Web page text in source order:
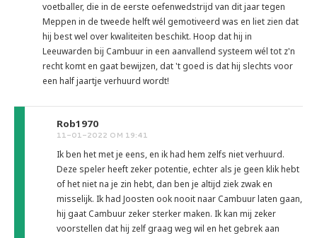
voetballer, die in de eerste oefenwedstrijd van dit jaar tegen
Meppen in de tweede helft wél gemotiveerd was en liet zien dat
hij best wel over kwaliteiten beschikt. Hoop dat hij in
Leeuwarden bij Cambuur in een aanvallend systeem wél tot z'n
recht komt en gaat bewijzen, dat 't goed is dat hij slechts voor
een half jaartje verhuurd wordt!
Rob1970
11-01-2022 OM 19:41
Ik ben het met je eens, en ik had hem zelfs niet verhuurd.
Deze speler heeft zeker potentie, echter als je geen klik hebt
of het niet na je zin hebt, dan ben je altijd ziek zwak en
misselijk. Ik had Joosten ook nooit naar Cambuur laten gaan,
hij gaat Cambuur zeker sterker maken. Ik kan mij zeker
voorstellen dat hij zelf graag weg wil en het gebrek aan